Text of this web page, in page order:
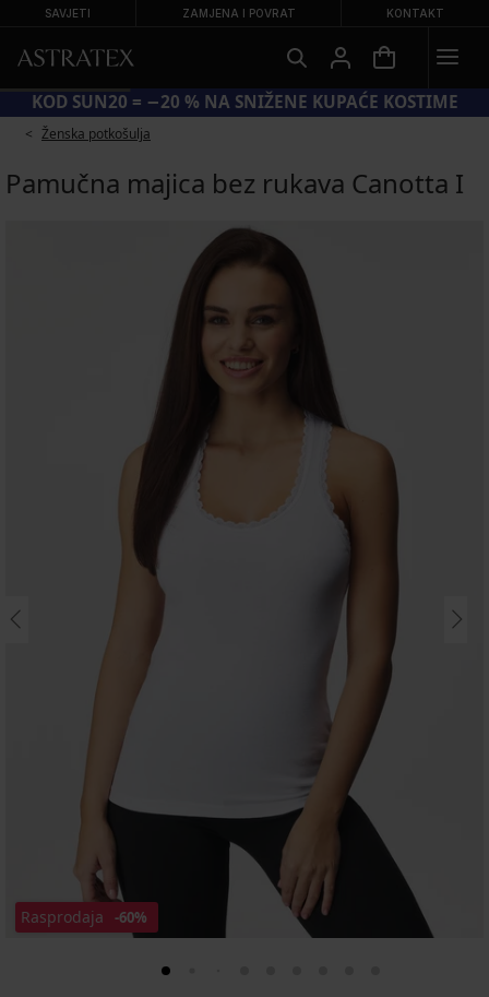
SAVJETI ZAMJENA I POVRAT KONTAKT
KOD SUN20 = −20 % NA SNIŽENE KUPAĆE KOSTIME
Ženska potkošulja
Pamučna majica bez rukava Canotta I
Rasprodaja -60%